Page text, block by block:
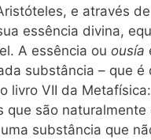
e através
essência divina,
A essência ou ousía
substância – que
livro VII da
que são
substância que